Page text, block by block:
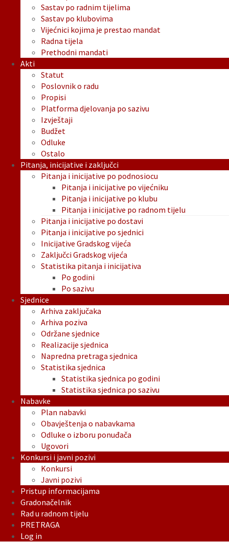
Sastav po radnim tijelima
Sastav po klubovima
Vijećnici kojima je prestao mandat
Radna tijela
Prethodni mandati
Akti
Statut
Poslovnik o radu
Propisi
Platforma djelovanja po sazivu
Izvještaji
Budžet
Odluke
Ostalo
Pitanja, inicijative i zaključci
Pitanja i inicijative po podnosiocu
Pitanja i inicijative po vijećniku
Pitanja i inicijative po klubu
Pitanja i inicijative po radnom tijelu
Pitanja i inicijative po dostavi
Pitanja i inicijative po sjednici
Inicijative Gradskog vijeća
Zaključci Gradskog vijeća
Statistika pitanja i inicijativa
Po godini
Po sazivu
Sjednice
Arhiva zaključaka
Arhiva poziva
Održane sjednice
Realizacije sjednica
Napredna pretraga sjednica
Statistika sjednica
Statistika sjednica po godini
Statistika sjednica po sazivu
Nabavke
Plan nabavki
Obavještenja o nabavkama
Odluke o izboru ponuđača
Ugovori
Konkursi i javni pozivi
Konkursi
Javni pozivi
Pristup informacijama
Gradonačelnik
Rad u radnom tijelu
PRETRAGA
Log in